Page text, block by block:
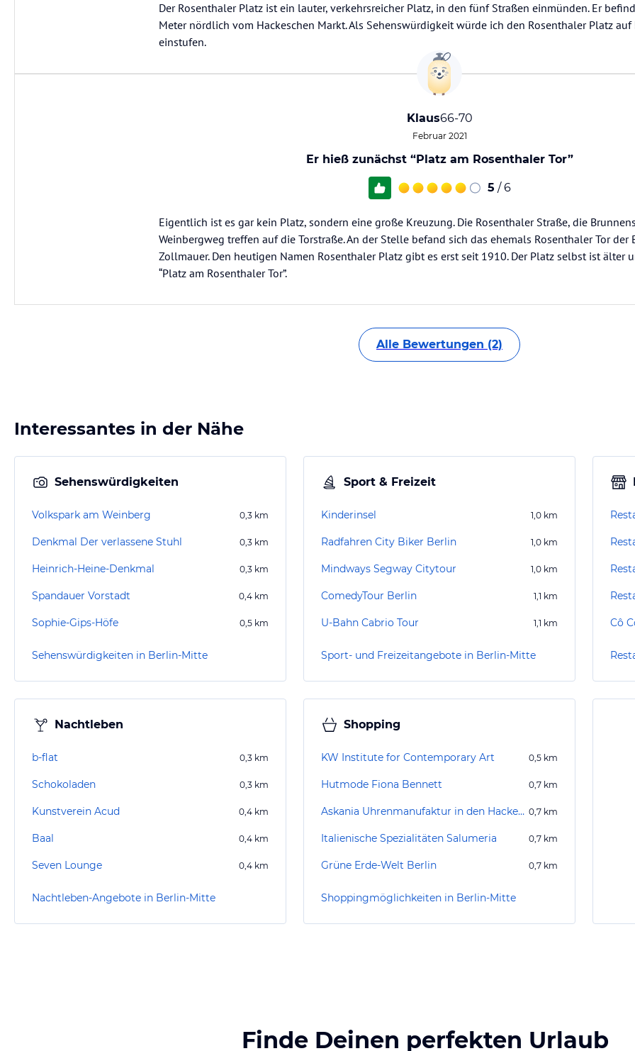
Der Rosenthaler Platz ist ein lauter, verkehrsreicher Platz, in den fünf Straßen einmünden. Er
Meter nördlich vom Hackeschen Markt. Als Sehenswürdigkeit würde ich den Rosenthaler Platz
einstufen.
Klaus66-70
Februar 2021
Er hieß zunächst “Platz am Rosenthaler Tor”
5 / 6
Eigentlich ist es gar kein Platz, sondern eine große Kreuzung. Die Rosenthaler Straße, die
Weinbergweg treffen auf die Torstraße. An der Stelle befand sich das ehemals Rosenthaler Tor der
Zollmauer. Den heutigen Namen Rosenthaler Platz gibt es erst seit 1910. Der Platz selbst ist älter
“Platz am Rosenthaler Tor”.
Alle Bewertungen (2)
Interessantes in der Nähe
Sehenswürdigkeiten
Volkspark am Weinberg 0,3 km
Denkmal Der verlassene Stuhl 0,3 km
Heinrich-Heine-Denkmal 0,3 km
Spandauer Vorstadt 0,4 km
Sophie-Gips-Höfe 0,5 km
Sehenswürdigkeiten in Berlin-Mitte
Sport & Freizeit
Kinderinsel 1,0 km
Radfahren City Biker Berlin 1,0 km
Mindways Segway Citytour 1,0 km
ComedyTour Berlin 1,1 km
U-Bahn Cabrio Tour 1,1 km
Sport- und Freizeitangebote in Berlin-Mitte
Cô
Nachtleben
b-flat 0,3 km
Schokoladen 0,3 km
Kunstverein Acud 0,4 km
Baal 0,4 km
Seven Lounge 0,4 km
Nachtleben-Angebote in Berlin-Mitte
Shopping
KW Institute for Contemporary Art 0,5 km
Hutmode Fiona Bennett 0,7 km
Askania Uhrenmanufaktur in den Hackeschen Höfen 0,7 km
Italienische Spezialitäten Salumeria 0,7 km
Grüne Erde-Welt Berlin 0,7 km
Shoppingmöglichkeiten in Berlin-Mitte
Finde Deinen perfekten Urlaub